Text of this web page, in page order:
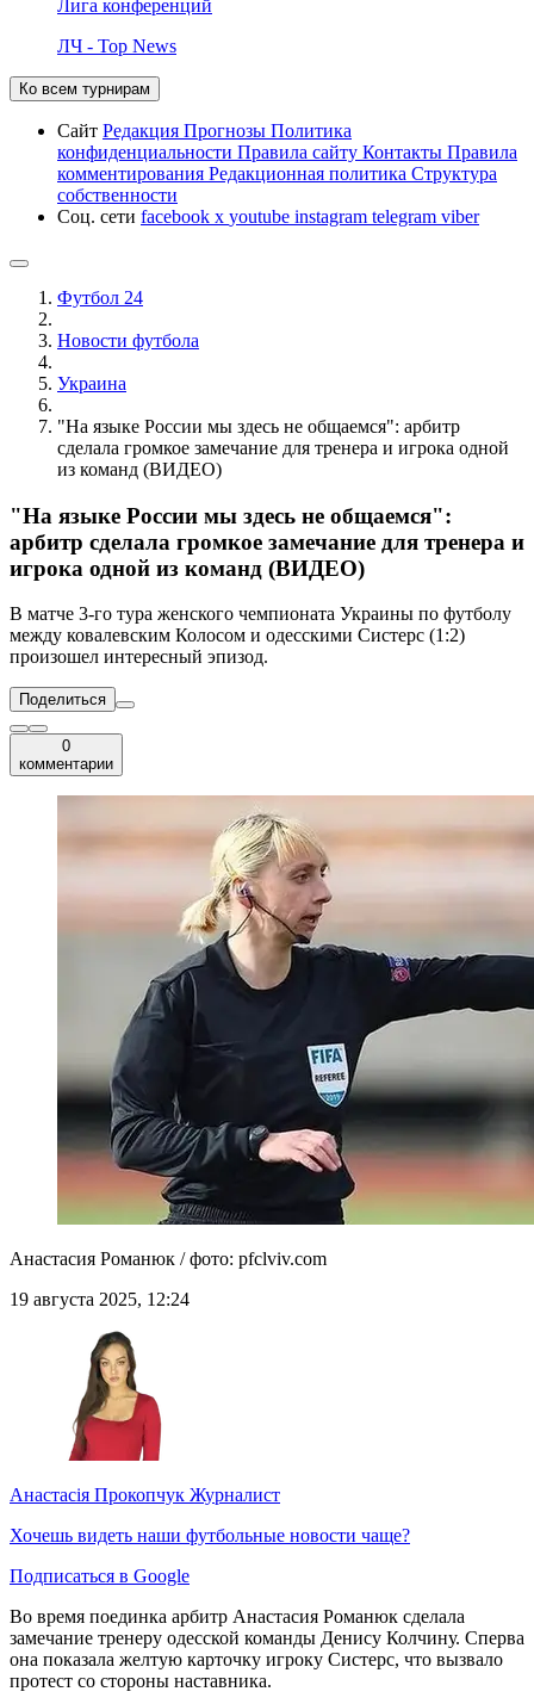
Лига конференций
ЛЧ - Top News
Ко всем турнирам
Сайт Редакция Прогнозы Политика
конфиденциальности Правила сайту Контакты Правила
комментирования Редакционная политика Структура
собственности
Соц. сети facebook x youtube instagram telegram viber
Футбол 24
Новости футбола
Украина
"На языке России мы здесь не общаемся": арбитр
сделала громкое замечание для тренера и игрока одной
из команд (ВИДЕО)
"На языке России мы здесь не общаемся":
арбитр сделала громкое замечание для тренера и
игрока одной из команд (ВИДЕО)
В матче 3-го тура женского чемпионата Украины по футболу
между ковалевским Колосом и одесскими Систерс (1:2)
произошел интересный эпизод.
Поделиться
0
комментарии
Анастасия Романюк / фото: pfclviv.com
19 августа 2025, 12:24
Анастасія Прокопчук Журналист
Хочешь видеть наши футбольные новости чаще?
Подписаться в Google
Во время поединка арбитр Анастасия Романюк сделала
замечание тренеру одесской команды Денису Колчину. Сперва
она показала желтую карточку игроку Систерс, что вызвало
протест со стороны наставника.